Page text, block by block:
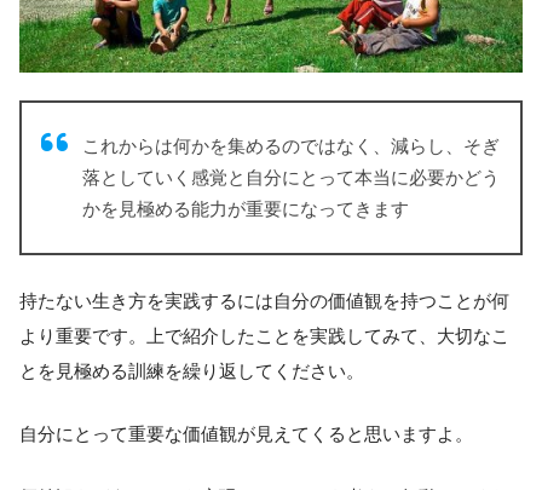
これからは何かを集めるのではなく、減らし、そぎ
落としていく感覚と自分にとって本当に必要かどう
かを見極める能力が重要になってきます
持たない生き方を実践するには自分の価値観を持つことが何
より重要です。上で紹介したことを実践してみて、大切なこ
とを見極める訓練を繰り返してください。
自分にとって重要な価値観が見えてくると思いますよ。